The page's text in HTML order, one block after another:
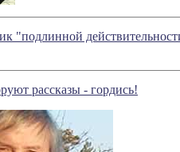
"подлинной
рассказы - гордись!